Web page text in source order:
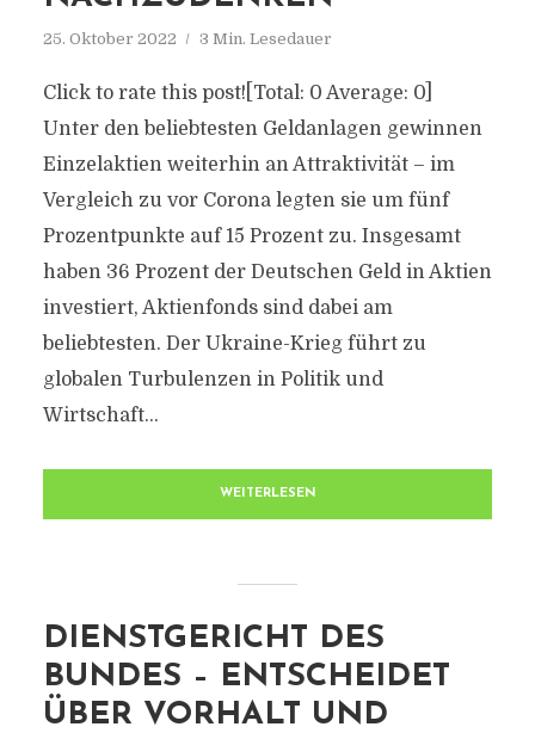
25. Oktober 2022 3 Min. Lesedauer
Click to rate this post![Total: 0 Average: 0]
Unter den beliebtesten Geldanlagen gewinnen
Einzelaktien weiterhin an Attraktivität – im
Vergleich zu vor Corona legten sie um fünf
Prozentpunkte auf 15 Prozent zu. Insgesamt
haben 36 Prozent der Deutschen Geld in Aktien
investiert, Aktienfonds sind dabei am
beliebtesten. Der Ukraine-Krieg führt zu
globalen Turbulenzen in Politik und
Wirtschaft...
WEITERLESEN
DIENSTGERICHT DES
BUNDES – ENTSCHEIDET
ÜBER VORHALT UND